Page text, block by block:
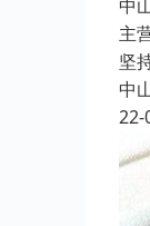
中
主
坚
中
22-